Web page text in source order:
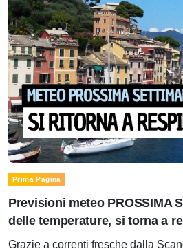
Prima Pagina
Previsioni meteo PROSSIMA
delle temperature, si torna a
Grazie a correnti fresche dalla